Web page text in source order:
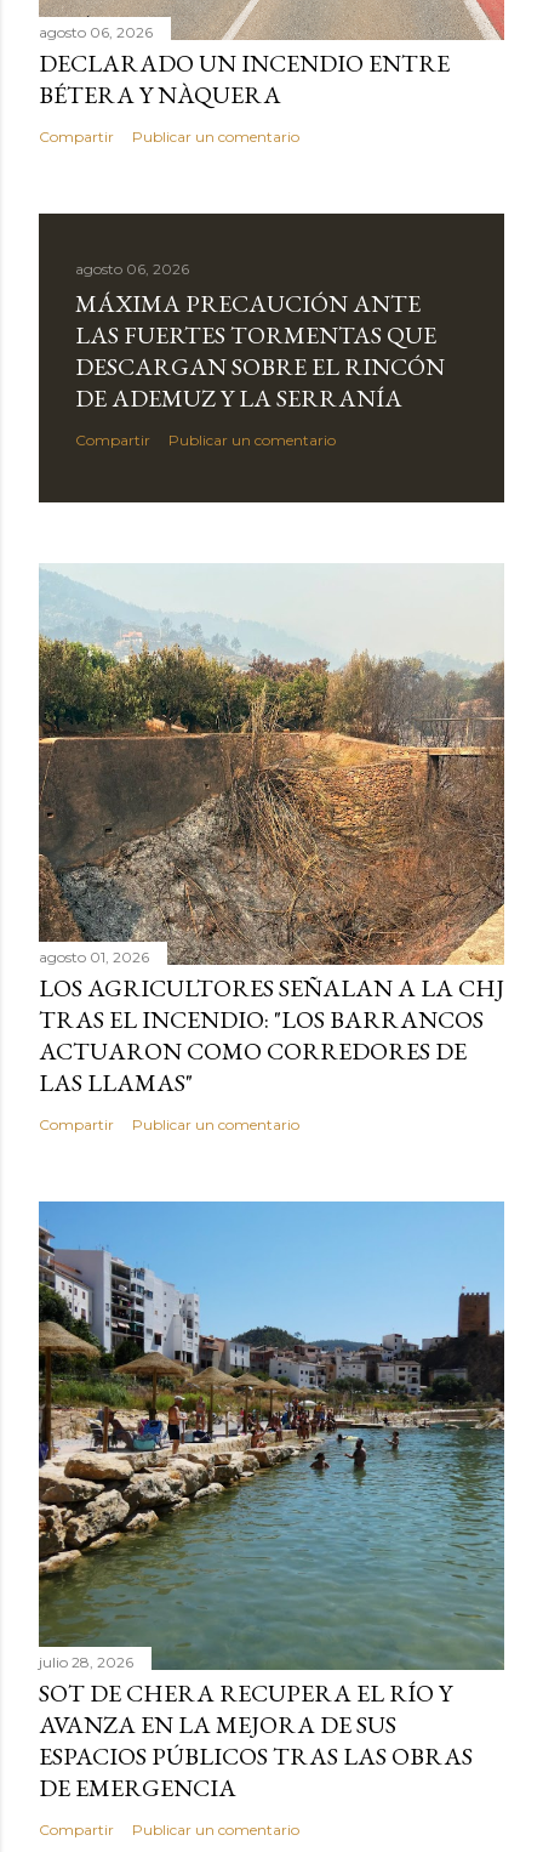
agosto 06, 2026
DECLARADO UN INCENDIO ENTRE
BÉTERA Y NÀQUERA
Compartir Publicar un comentario
agosto 06, 2026
MÁXIMA PRECAUCIÓN ANTE
LAS FUERTES TORMENTAS QUE
DESCARGAN SOBRE EL RINCÓN
DE ADEMUZ Y LA SERRANÍA
Compartir Publicar un comentario
agosto 01, 2026
LOS AGRICULTORES SEÑALAN A LA CHJ
TRAS EL INCENDIO: "LOS BARRANCOS
ACTUARON COMO CORREDORES DE
LAS LLAMAS"
Compartir Publicar un comentario
julio 28, 2026
SOT DE CHERA RECUPERA EL RÍO Y
AVANZA EN LA MEJORA DE SUS
ESPACIOS PÚBLICOS TRAS LAS OBRAS
DE EMERGENCIA
Compartir Publicar un comentario